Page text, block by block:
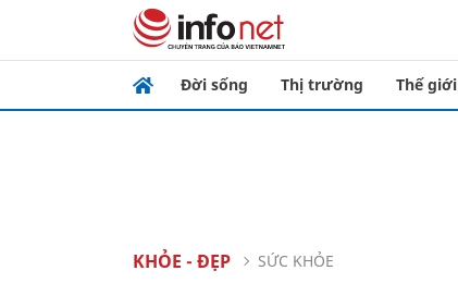
Đời sống Thị trường Thế giới
KHỎE - ĐẸP SỨC KHỎE